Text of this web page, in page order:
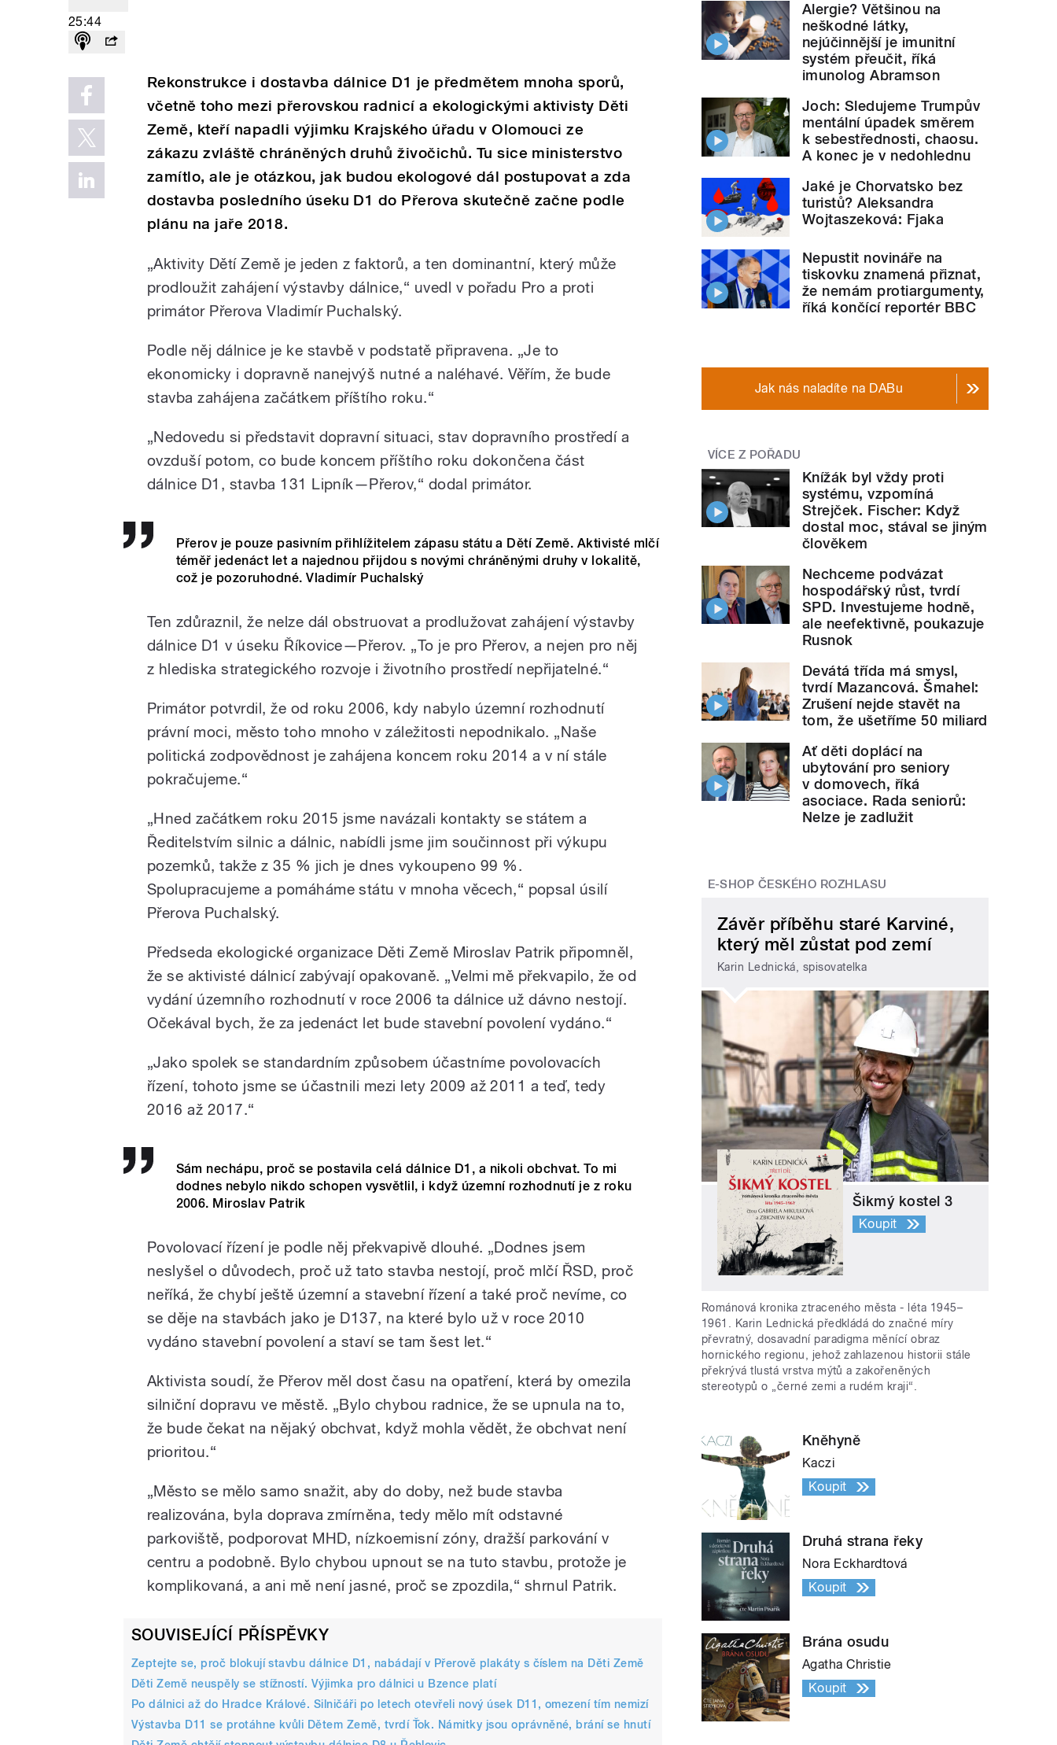
25:44
Rekonstrukce i dostavba dálnice D1 je předmětem mnoha sporů,
včetně toho mezi přerovskou radnicí a ekologickými aktivisty Děti
Země, kteří napadli výjimku Krajského úřadu v Olomouci ze
zákazu zvláště chráněných druhů živočichů. Tu sice ministerstvo
zamítlo, ale je otázkou, jak budou ekologové dál postupovat a zda
dostavba posledního úseku D1 do Přerova skutečně začne podle
plánu na jaře 2018.
„Aktivity Dětí Země je jeden z faktorů, a ten dominantní, který může
prodloužit zahájení výstavby dálnice,“ uvedl v pořadu Pro a proti
primátor Přerova Vladimír Puchalský.
Podle něj dálnice je ke stavbě v podstatě připravena. „Je to
ekonomicky i dopravně nanejvýš nutné a naléhavé. Věřím, že bude
stavba zahájena začátkem příštího roku.“
„Nedovedu si představit dopravní situaci, stav dopravního prostředí a
ovzduší potom, co bude koncem příštího roku dokončena část
dálnice D1, stavba 131 Lipník—Přerov,“ dodal primátor.
Přerov je pouze pasivním přihlížitelem zápasu státu a Dětí Země. Aktivisté mlčí
téměř jedenáct let a najednou přijdou s novými chráněnými druhy v lokalitě,
což je pozoruhodné. Vladimír Puchalský
Ten zdůraznil, že nelze dál obstruovat a prodlužovat zahájení výstavby
dálnice D1 v úseku Říkovice—Přerov. „To je pro Přerov, a nejen pro něj
z hlediska strategického rozvoje i životního prostředí nepřijatelné.“
Primátor potvrdil, že od roku 2006, kdy nabylo územní rozhodnutí
právní moci, město toho mnoho v záležitosti nepodnikalo. „Naše
politická zodpovědnost je zahájena koncem roku 2014 a v ní stále
pokračujeme.“
„Hned začátkem roku 2015 jsme navázali kontakty se státem a
Ředitelstvím silnic a dálnic, nabídli jsme jim součinnost při výkupu
pozemků, takže z 35 % jich je dnes vykoupeno 99 %.
Spolupracujeme a pomáháme státu v mnoha věcech,“ popsal úsilí
Přerova Puchalský.
Předseda ekologické organizace Děti Země Miroslav Patrik připomněl,
že se aktivisté dálnicí zabývají opakovaně. „Velmi mě překvapilo, že od
vydání územního rozhodnutí v roce 2006 ta dálnice už dávno nestojí.
Očekával bych, že za jedenáct let bude stavební povolení vydáno.“
„Jako spolek se standardním způsobem účastníme povolovacích
řízení, tohoto jsme se účastnili mezi lety 2009 až 2011 a teď, tedy
2016 až 2017.“
Sám nechápu, proč se postavila celá dálnice D1, a nikoli obchvat. To mi
dodnes nebylo nikdo schopen vysvětlil, i když územní rozhodnutí je z roku
2006. Miroslav Patrik
Povolovací řízení je podle něj překvapivě dlouhé. „Dodnes jsem
neslyšel o důvodech, proč už tato stavba nestojí, proč mlčí ŘSD, proč
neříká, že chybí ještě územní a stavební řízení a také proč nevíme, co
se děje na stavbách jako je D137, na které bylo už v roce 2010
vydáno stavební povolení a staví se tam šest let.“
Aktivista soudí, že Přerov měl dost času na opatření, která by omezila
silniční dopravu ve městě. „Bylo chybou radnice, že se upnula na to,
že bude čekat na nějaký obchvat, když mohla vědět, že obchvat není
prioritou.“
„Město se mělo samo snažit, aby do doby, než bude stavba
realizována, byla doprava zmírněna, tedy mělo mít odstavné
parkoviště, podporovat MHD, nízkoemisní zóny, dražší parkování v
centru a podobně. Bylo chybou upnout se na tuto stavbu, protože je
komplikovaná, a ani mě není jasné, proč se zpozdila,“ shrnul Patrik.
SOUVISEJÍCÍ PŘÍSPĚVKY
Zeptejte se, proč blokují stavbu dálnice D1, nabádají v Přerově plakáty s číslem na Děti Země
Děti Země neuspěly se stížností. Výjimka pro dálnici u Bzence platí
Po dálnici až do Hradce Králové. Silničáři po letech otevřeli nový úsek D11, omezení tím nemizí
Výstavba D11 se protáhne kvůli Dětem Země, tvrdí Ťok. Námitky jsou oprávněné, brání se hnutí
Alergie? Většinou na
neškodné látky,
nejúčinnější je imunitní
systém přeučit, říká
imunolog Abramson
Joch: Sledujeme Trumpův
mentální úpadek směrem
k sebestřednosti, chaosu.
A konec je v nedohlednu
Jaké je Chorvatsko bez
turistů? Aleksandra
Wojtaszeková: Fjaka
Nepustit novináře na
tiskovku znamená přiznat,
že nemám protiargumenty,
říká končící reportér BBC
Jak nás naladíte na DABu
VÍCE Z POŘADU
Knížák byl vždy proti
systému, vzpomíná
Strejček. Fischer: Když
dostal moc, stával se jiným
člověkem
Nechceme podvázat
hospodářský růst, tvrdí
SPD. Investujeme hodně,
ale neefektivně, poukazuje
Rusnok
Devátá třída má smysl,
tvrdí Mazancová. Šmahel:
Zrušení nejde stavět na
tom, že ušetříme 50 miliard
Ať děti doplácí na
ubytování pro seniory
v domovech, říká
asociace. Rada seniorů:
Nelze je zadlužit
E-SHOP ČESKÉHO ROZHLASU
Závěr příběhu staré Karviné,
který měl zůstat pod zemí
Karin Lednická, spisovatelka
Šikmý kostel 3
Koupit
Románová kronika ztraceného města - léta 1945–
1961. Karin Lednická předkládá do značné míry
převratný, dosavadní paradigma měnící obraz
hornického regionu, jehož zahlazenou historii stále
překrývá tlustá vrstva mýtů a zakořeněných
stereotypů o „černé zemi a rudém kraji“.
Kněhyně
Kaczi
Koupit
Druhá strana řeky
Nora Eckhardtová
Koupit
Brána osudu
Agatha Christie
Koupit